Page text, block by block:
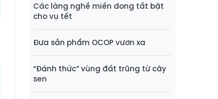
Các làng nghề miến dong tất bật
cho vụ tết
Đưa sản phẩm OCOP vươn xa
“Đánh thức” vùng đất trũng từ cây
sen